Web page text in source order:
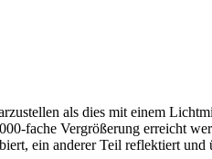
als dies mit einem
fache Vergrößerung erreicht
ein anderer Teil reflektiert und